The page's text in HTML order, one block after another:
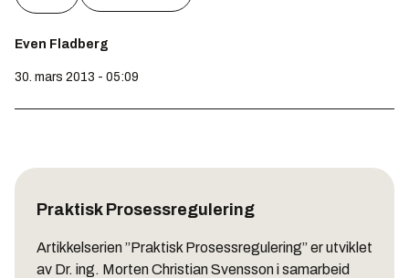
Even Fladberg
30. mars 2013 - 05:09
Praktisk Prosessregulering
Artikkelserien ”Praktisk Prosessregulering” er utviklet
av Dr. ing. Morten Christian Svensson i samarbeid